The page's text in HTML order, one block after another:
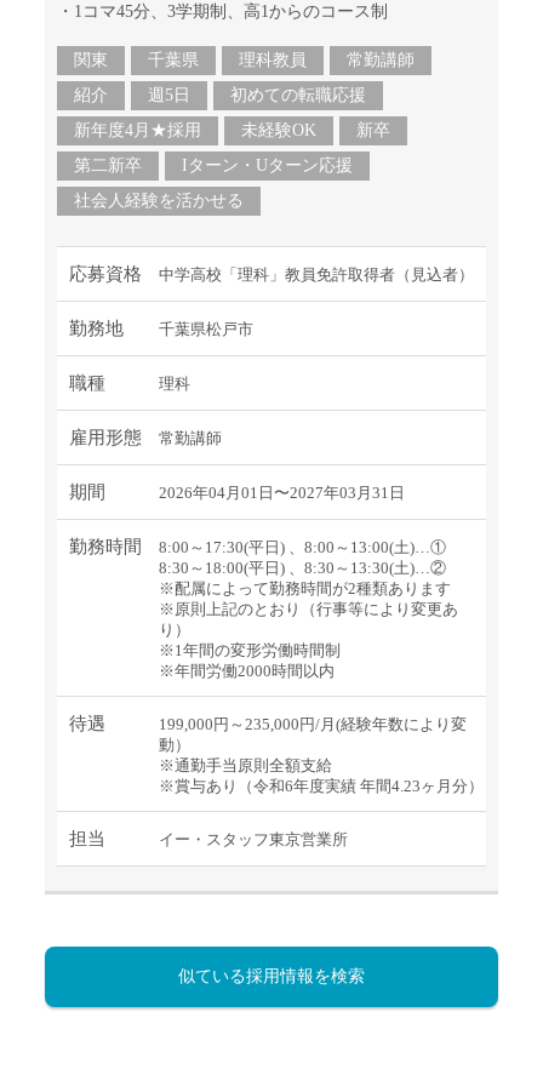
・1コマ45分、3学期制、高1からのコース制
関東 千葉県 理科教員
常勤講師
紹介
週5日
初めての転職応援
新年度4月★採用
未経験OK
新卒
第二新卒
Iターン・Uターン応援
社会人経験を活かせる
応募資格 中学高校「理科」教員免許取得者（見込者）
勤務地 千葉県松戸市
職種 理科
雇用形態 常勤講師
期間 2026年04月01日〜2027年03月31日
勤務時間
8:00～17:30(平日) 、8:00～13:00(土)…①
8:30～18:00(平日) 、8:30～13:30(土)…②
※配属によって勤務時間が2種類あります
※原則上記のとおり（行事等により変更あ
り）
※1年間の変形労働時間制
※年間労働2000時間以内
待遇
199,000円～235,000円/月(経験年数により変
動）
※通勤手当原則全額支給
※賞与あり（令和6年度実績 年間4.23ヶ月分）
担当 イー・スタッフ東京営業所
似ている採用情報を検索